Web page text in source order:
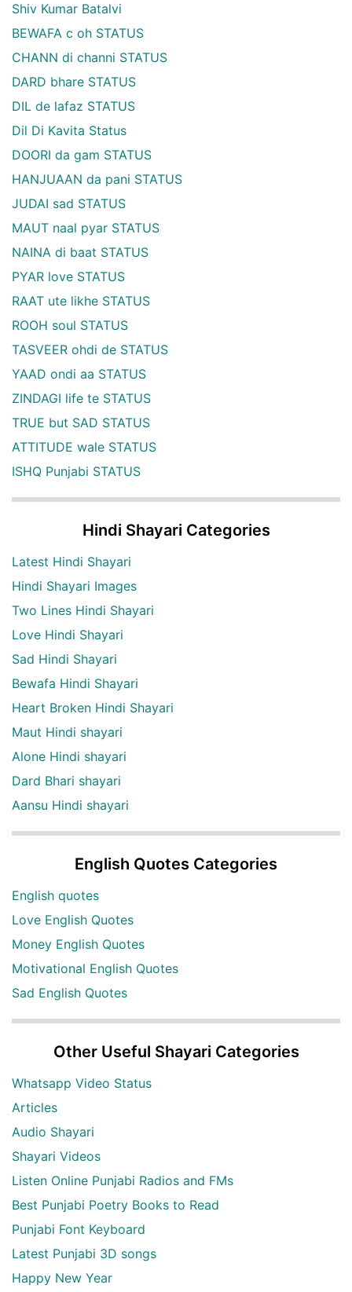
Shiv Kumar Batalvi
BEWAFA c oh STATUS
CHANN di channi STATUS
DARD bhare STATUS
DIL de lafaz STATUS
Dil Di Kavita Status
DOORI da gam STATUS
HANJUAAN da pani STATUS
JUDAI sad STATUS
MAUT naal pyar STATUS
NAINA di baat STATUS
PYAR love STATUS
RAAT ute likhe STATUS
ROOH soul STATUS
TASVEER ohdi de STATUS
YAAD ondi aa STATUS
ZINDAGI life te STATUS
TRUE but SAD STATUS
ATTITUDE wale STATUS
ISHQ Punjabi STATUS
Hindi Shayari Categories
Latest Hindi Shayari
Hindi Shayari Images
Two Lines Hindi Shayari
Love Hindi Shayari
Sad Hindi Shayari
Bewafa Hindi Shayari
Heart Broken Hindi Shayari
Maut Hindi shayari
Alone Hindi shayari
Dard Bhari shayari
Aansu Hindi shayari
English Quotes Categories
English quotes
Love English Quotes
Money English Quotes
Motivational English Quotes
Sad English Quotes
Other Useful Shayari Categories
Whatsapp Video Status
Articles
Audio Shayari
Shayari Videos
Listen Online Punjabi Radios and FMs
Best Punjabi Poetry Books to Read
Punjabi Font Keyboard
Latest Punjabi 3D songs
Happy New Year